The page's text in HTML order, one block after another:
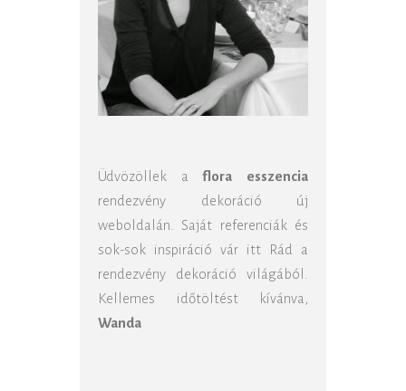
Üdvözöllek aflora esszencia
rendezvény dekoráció új
weboldalán. Saját referenciák és
sok-sok inspiráció vár itt Rád a
rendezvény dekoráció világából.
Kellemes időtöltést kívánva,
Wanda